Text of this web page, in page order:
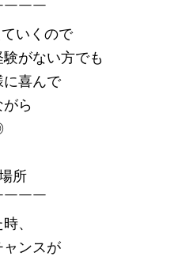
￣￣
いくので
がない方でも
に喜んで
ら
所
￣￣
、
ャンスが